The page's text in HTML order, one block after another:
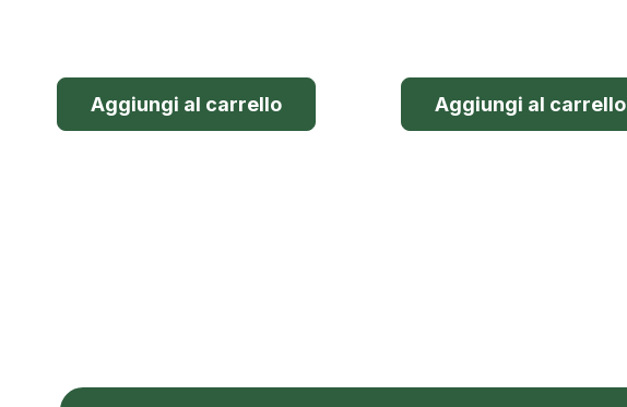
Aggiungi al carrello Aggiungi al carrello